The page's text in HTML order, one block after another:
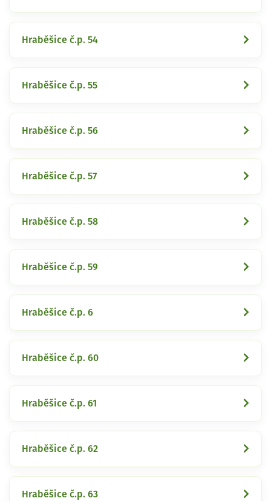
Hraběšice č.p. 54
Hraběšice č.p. 55
Hraběšice č.p. 56
Hraběšice č.p. 57
Hraběšice č.p. 58
Hraběšice č.p. 59
Hraběšice č.p. 6
Hraběšice č.p. 60
Hraběšice č.p. 61
Hraběšice č.p. 62
Hraběšice č.p. 63